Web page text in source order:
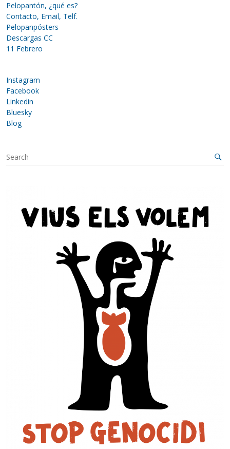
Pelopantón, ¿qué es?
Contacto, Email, Telf.
Pelopanpósters
Descargas CC
11 Febrero
Instagram
Facebook
Linkedin
Bluesky
Blog
S
e